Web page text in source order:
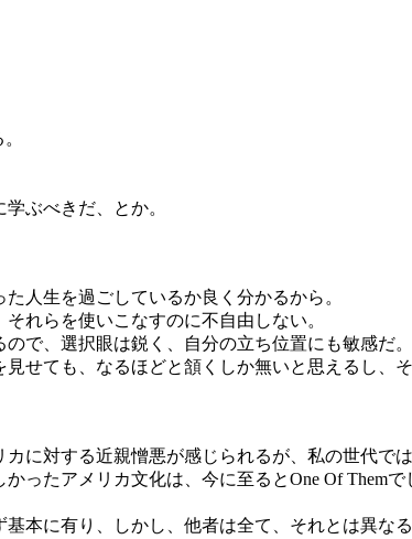
ぶべきだ、とか。
人生を過ごしているか良く分かるから。
れらを使いこなすのに不自由しない。
で、選択眼は鋭く、自分の立ち位置にも敏感だ。
せても、なるほどと頷くしか無いと思えるし、
に対する近親憎悪が感じられるが、私の世代
ったアメリカ文化は、今に至るとOne Of Them
本に有り、しかし、他者は全て、それとは異な